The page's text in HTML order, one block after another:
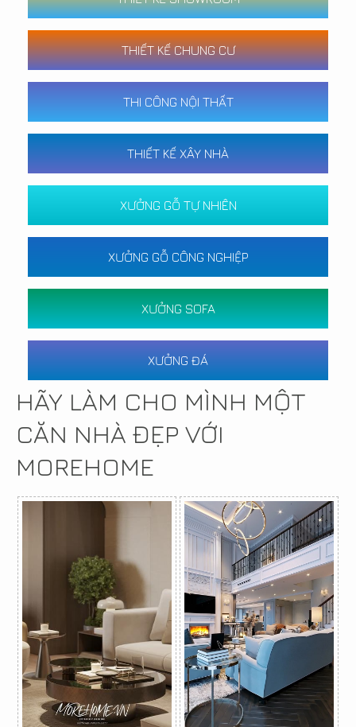
THIẾT KẾ CHUNG CƯ
THI CÔNG NỘI THẤT
THIẾT KẾ XÂY NHÀ
XƯỞNG GỖ TỰ NHIÊN
XƯỞNG GỖ CÔNG NGHIỆP
XƯỞNG SOFA
XƯỞNG ĐÁ
HÃY LÀM CHO MÌNH MỘT
CĂN NHÀ ĐẸP VỚI
MOREHOME